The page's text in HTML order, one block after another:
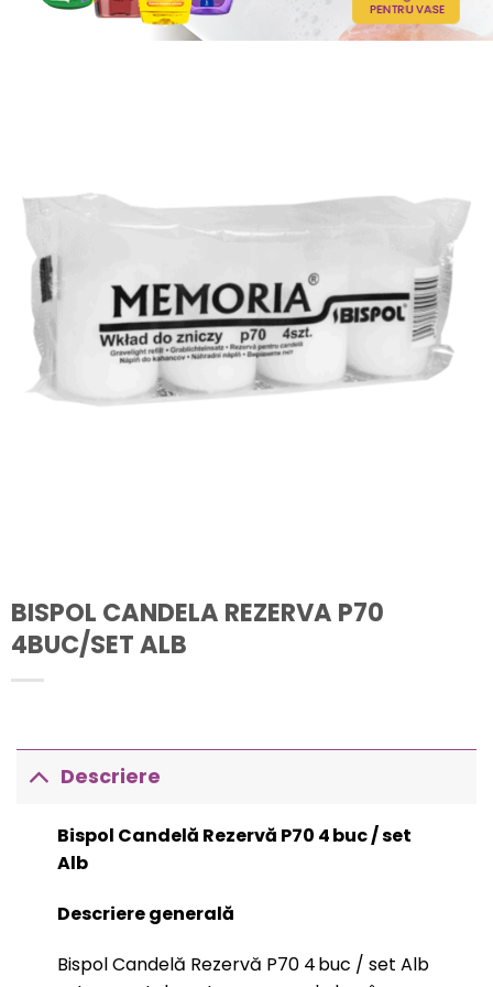
BISPOL CANDELA REZERVA P70
4BUC/SET ALB
Descriere
Bispol Candelă Rezervă P70 4 buc / set
Alb
Descriere generală
Bispol Candelă Rezervă P70 4 buc / set Alb